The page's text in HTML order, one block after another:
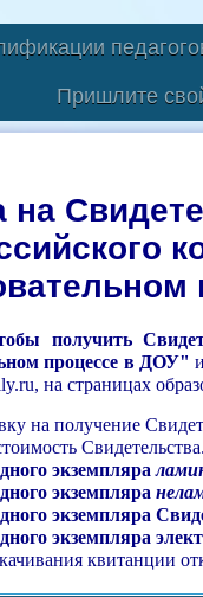
Пришлите
на
получить
процессе в ДОУ"​
на страницах
на получение
Свидетельства.
экземпляра
экземпляра
экземпляра
экземпляра
квитанции